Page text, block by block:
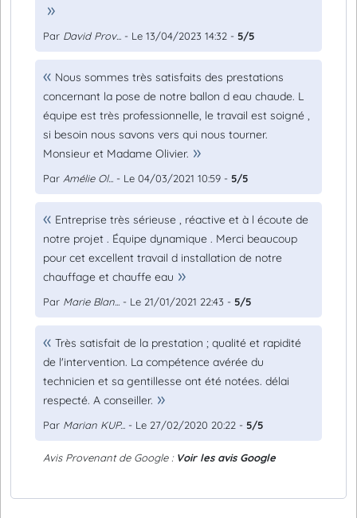
Par David Prov... - Le 13/04/2023 14:32 - 5/5
Nous sommes très satisfaits des prestations
concernant la pose de notre ballon d eau chaude. L
équipe est très professionnelle, le travail est soigné ,
si besoin nous savons vers qui nous tourner.
Monsieur et Madame Olivier.
Par Amélie Ol... - Le 04/03/2021 10:59 - 5/5
Entreprise très sérieuse , réactive et à l écoute de
notre projet . Équipe dynamique . Merci beaucoup
pour cet excellent travail d installation de notre
chauffage et chauffe eau
Par Marie Blan... - Le 21/01/2021 22:43 - 5/5
Très satisfait de la prestation ; qualité et rapidité
de l'intervention. La compétence avérée du
technicien et sa gentillesse ont été notées. délai
respecté. A conseiller.
Par Marian KUP... - Le 27/02/2020 20:22 - 5/5
Avis Provenant de Google : Voir les avis Google